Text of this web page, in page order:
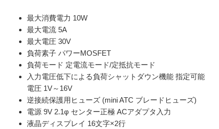
最大消費電力 10W
最大電流 5A
最大電圧 30V
負荷素子 パワーMOSFET
負荷モード 定電流モード/定抵抗モード
入力電圧低下による負荷シャットダウン機能 指定可能
電圧 1V～16V
逆接続保護用ヒューズ (mini ATC ブレードヒューズ)
電源 9V 2.1φ センター正極 ACアダプタ入力
液晶ディスプレイ 16文字×2行